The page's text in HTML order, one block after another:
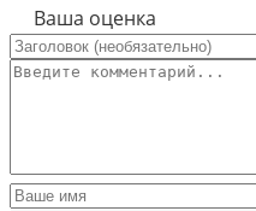
Ваша оценка